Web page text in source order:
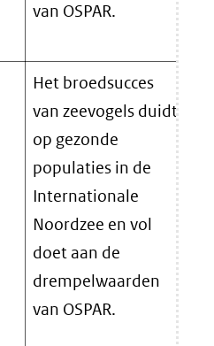
van OSPAR.
Het broedsucces
van zeevogels duidt
op gezonde
populaties in de
Internationale
Noordzee en vol
doet aan de
drempelwaarden
van OSPAR.